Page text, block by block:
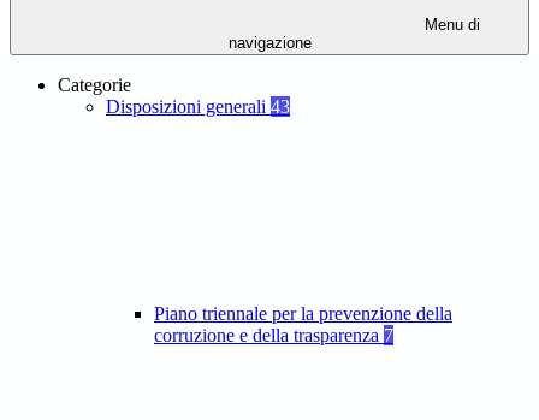
Menu di
navigazione
Categorie
Disposizioni generali 43
Piano triennale per la prevenzione della
corruzione e della trasparenza 7